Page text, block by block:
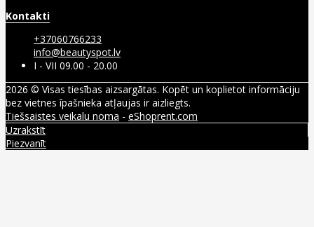
Kontakti
+37060766233
info@beautyspot.lv
I - VII 09.00 - 20.00
2026 © Visas tiesības aizsargātas. Kopēt un koplietot informāciju
bez vietnes īpašnieka atļaujas ir aizliegts.
Tiešsaistes veikalu noma - eShoprent.com
Uzrakstīt
Piezvanīt